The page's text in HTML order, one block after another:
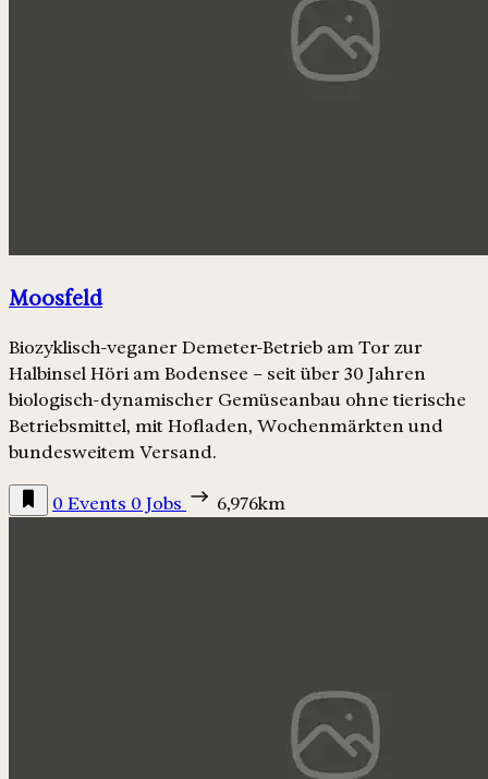
Moosfeld
Biozyklisch-veganer Demeter-Betrieb am Tor zur
Halbinsel Höri am Bodensee – seit über 30 Jahren
biologisch-dynamischer Gemüseanbau ohne tierische
Betriebsmittel, mit Hofladen, Wochenmärkten und
bundesweitem Versand.
0 Events 0 Jobs 6,976km